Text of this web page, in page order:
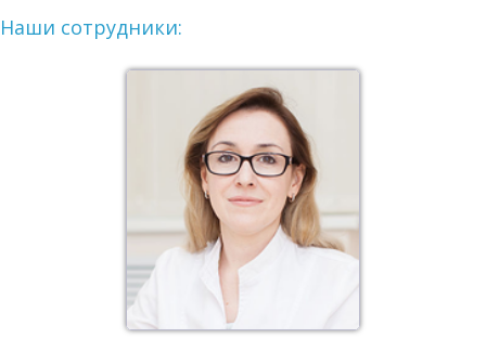
Наши сотрудники: